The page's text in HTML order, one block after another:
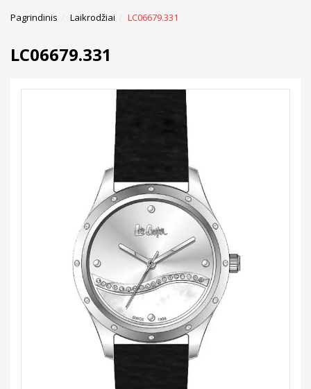
Pagrindinis Laikrodžiai LC06679.331
LC06679.331